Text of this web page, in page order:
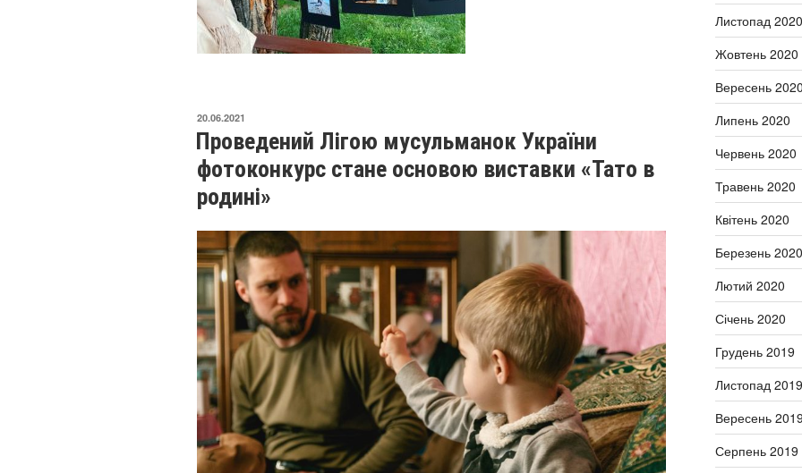
ОПУБЛІКОВАНО
20.06.2021
Проведений Лігою мусульманок України
фотоконкурс стане основою виставки «Тато в
родині»
Листопад 2020
Жовтень 2020
Вересень 2020
Липень 2020
Червень 2020
Травень 2020
Квітень 2020
Березень 2020
Лютий 2020
Січень 2020
Грудень 2019
Листопад 2019
Вересень 2019
Серпень 2019